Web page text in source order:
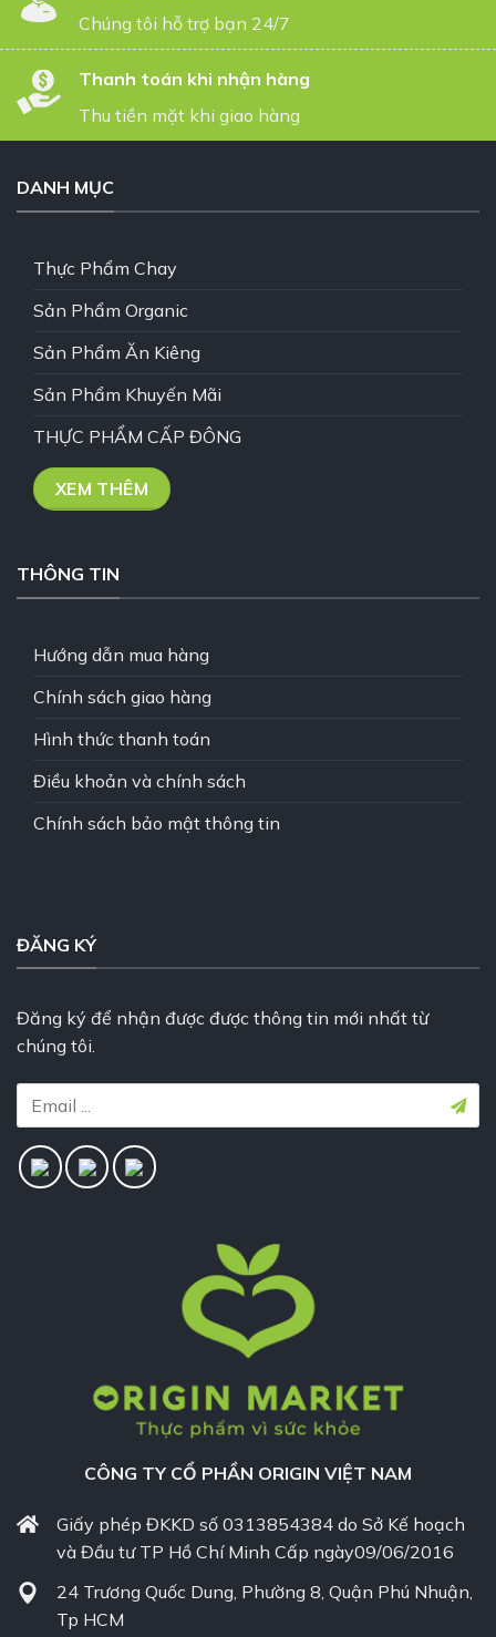
Chúng tôi hỗ trợ bạn 24/7
Thanh toán khi nhận hàng
Thu tiền mặt khi giao hàng
DANH MỤC
Thực Phẩm Chay
Sản Phẩm Organic
Sản Phẩm Ăn Kiêng
Sản Phẩm Khuyến Mãi
THỰC PHẨM CẤP ĐÔNG
XEM THÊM
THÔNG TIN
Hướng dẫn mua hàng
Chính sách giao hàng
Hình thức thanh toán
Điều khoản và chính sách
Chính sách bảo mật thông tin
ĐĂNG KÝ
Đăng ký để nhận được được thông tin mới nhất từ
chúng tôi.
CÔNG TY CỔ PHẦN ORIGIN VIỆT NAM
Giấy phép ĐKKD số 0313854384 do Sở Kế hoạch
và Đầu tư TP Hồ Chí Minh Cấp ngày09/06/2016
24 Trương Quốc Dung, Phường 8, Quận Phú Nhuận,
Tp HCM